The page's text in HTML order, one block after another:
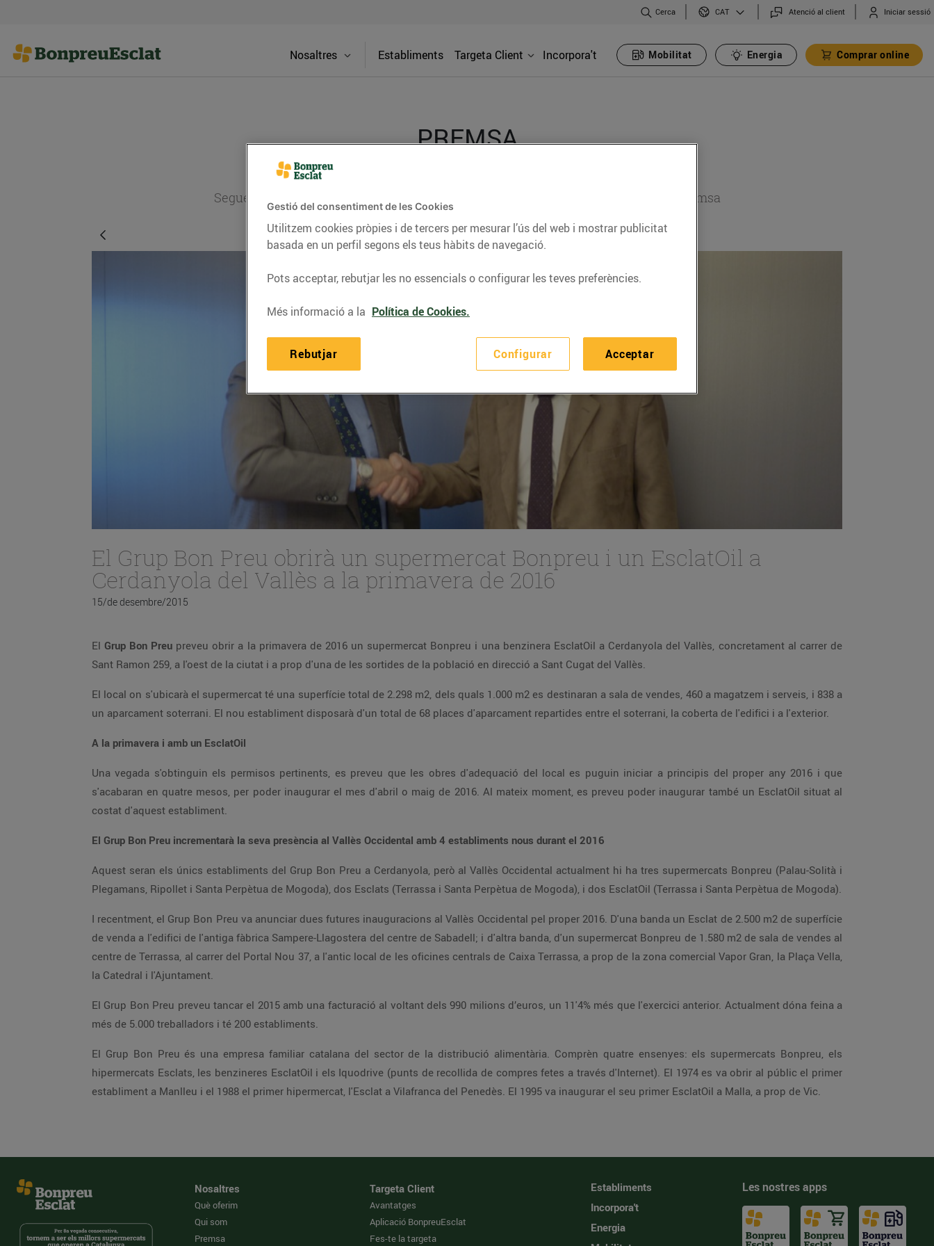
Cerca CAT Atenció al client Iniciar sessió
Nosaltres Establiments Targeta Client Incorpora't Mobilitat Energia Comprar online
PREMSA
Segueix l'actualitat dels supermercats Bonpreu i Esclat a través de la secció de premsa
El Grup Bon Preu obrirà un supermercat Bonpreu i un EsclatOil a
Cerdanyola del Vallès a la primavera de 2016
15/de desembre/2015
El Grup Bon Preu preveu obrir a la primavera de 2016 un supermercat Bonpreu i una benzinera EsclatOil a Cerdanyola del Vallès, concretament al carrer de
Sant Ramon 259, a l'oest de la ciutat i a prop d'una de les sortides de la població en direcció a Sant Cugat del Vallès.
El local on s'ubicarà el supermercat té una superfície total de 2.298 m2, dels quals 1.000 m2 es destinaran a sala de vendes, 460 a magatzem i serveis, i 838 a
un aparcament soterrani. El nou establiment disposarà d'un total de 68 places d'aparcament repartides entre el soterrani, la coberta de l'edifici i a l'exterior.
A la primavera i amb un EsclatOil
Una vegada s'obtinguin els permisos pertinents, es preveu que les obres d'adequació del local es puguin iniciar a principis del proper any 2016 i que
s'acabaran en quatre mesos, per poder inaugurar el mes d'abril o maig de 2016. Al mateix moment, es preveu poder inaugurar també un EsclatOil situat al
costat d'aquest establiment.
El Grup Bon Preu incrementarà la seva presència al Vallès Occidental amb 4 establiments nous durant el 2016
Aquest seran els únics establiments del Grup Bon Preu a Cerdanyola, però al Vallès Occidental actualment hi ha tres supermercats Bonpreu (Palau-Solità i
Plegamans, Ripollet i Santa Perpètua de Mogoda), dos Esclats (Terrassa i Santa Perpètua de Mogoda), i dos EsclatOil (Terrassa i Santa Perpètua de Mogoda).
I recentment, el Grup Bon Preu va anunciar dues futures inauguracions al Vallès Occidental pel proper 2016. D'una banda un Esclat de 2.500 m2 de superfície
de venda a l'edifici de l'antiga fàbrica Sampere-Llagostera del centre de Sabadell; i d'altra banda, d'un supermercat Bonpreu de 1.580 m2 de sala de vendes al
centre de Terrassa, al carrer del Portal Nou 37, a l'antic local de les oficines centrals de Caixa Terrassa, a prop de la zona comercial Vapor Gran, la Plaça Vella,
la Catedral i l'Ajuntament.
El Grup Bon Preu preveu tancar el 2015 amb una facturació al voltant dels 990 milions d’euros, un 11'4% més que l'exercici anterior. Actualment dóna feina a
més de 5.000 treballadors i té 200 establiments.
El Grup Bon Preu és una empresa familiar catalana del sector de la distribució alimentària. Comprèn quatre ensenyes: els supermercats Bonpreu, els
hipermercats Esclats, les benzineres EsclatOil i els Iquodrive (punts de recollida de compres fetes a través d'Internet). El 1974 es va obrir al públic el primer
establiment a Manlleu i el 1988 el primer hipermercat, l'Esclat a Vilafranca del Penedès. El 1995 va inaugurar el seu primer EsclatOil a Malla, a prop de Vic.
Nosaltres
Què oferim
Qui som
Premsa
Targeta Client
Avantatges
Aplicació BonpreuEsclat
Fes-te la targeta
Establiments
Incorpora't
Energia
Les nostres apps
Gestió del consentiment de les Cookies
Utilitzem cookies pròpies i de tercers per mesurar l’ús del web i mostrar publicitat
basada en un perfil segons els teus hàbits de navegació.
Pots acceptar, rebutjar les no essencials o configurar les teves preferències.
Més informació a la Política de Cookies.
Configurar
Rebutjar Acceptar